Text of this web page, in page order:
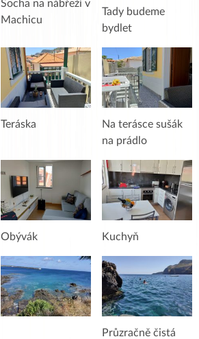
Socha na nábřeží v
Machicu
Tady budeme
bydlet
Teráska
Na terásce sušák
na prádlo
Obývák Kuchyň
Průzračně čistá